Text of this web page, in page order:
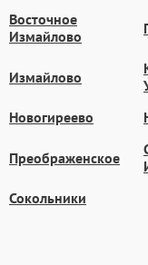
Восточное
Измайлово
Измайлово
Новогиреево
Преображенское
Сокольники